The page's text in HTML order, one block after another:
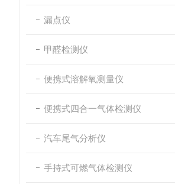
漏点仪
甲醛检测仪
便携式溶解氧测量仪
便携式四合一气体检测仪
汽车尾气分析仪
手持式可燃气体检测仪